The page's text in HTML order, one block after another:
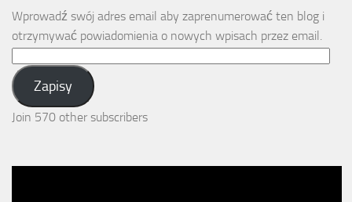
Wprowadź swój adres email aby zaprenumerować ten blog i
otrzymywać powiadomienia o nowych wpisach przez email.
Address:
Zapisy
Join 570 other subscribers